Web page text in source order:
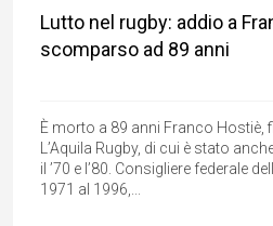
Lutto nel rugby: addio a
scomparso ad 89 anni
È morto a 89 anni Franco Hostiè,
L’Aquila Rugby, di cui è stato
il ’70 e l’80. Consigliere federale
1971 al 1996,...